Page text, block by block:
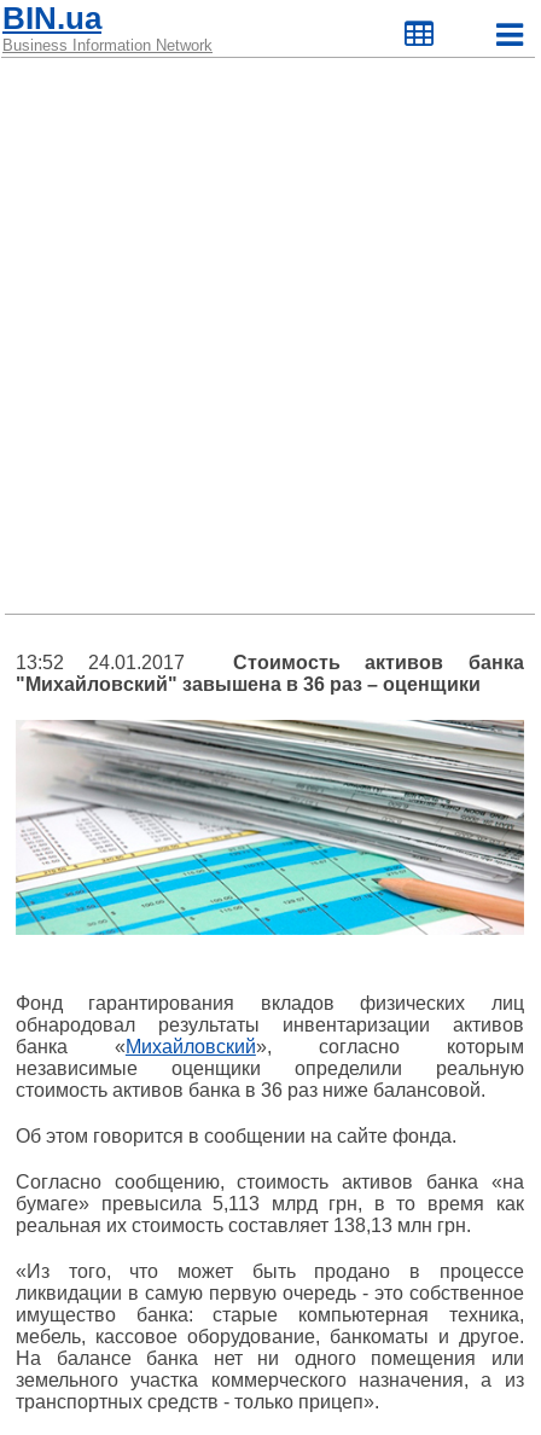
BIN.ua
Business Information Network
13:52 24.01.2017Стоимость активов банка
"Михайловский" завышена в 36 раз – оценщики
Фонд гарантирования вкладов физических лиц
обнародовал результаты инвентаризации активов
банка «Михайловский», согласно которым
независимые оценщики определили реальную
стоимость активов банка в 36 раз ниже балансовой.
Об этом говорится в сообщении на сайте фонда.
Согласно сообщению, стоимость активов банка «на
бумаге» превысила 5,113 млрд грн, в то время как
реальная их стоимость составляет 138,13 млн грн.
«Из того, что может быть продано в процессе
ликвидации в самую первую очередь - это собственное
имущество банка: старые компьютерная техника,
мебель, кассовое оборудование, банкоматы и другое.
На балансе банка нет ни одного помещения или
земельного участка коммерческого назначения, а из
транспортных средств - только прицеп».